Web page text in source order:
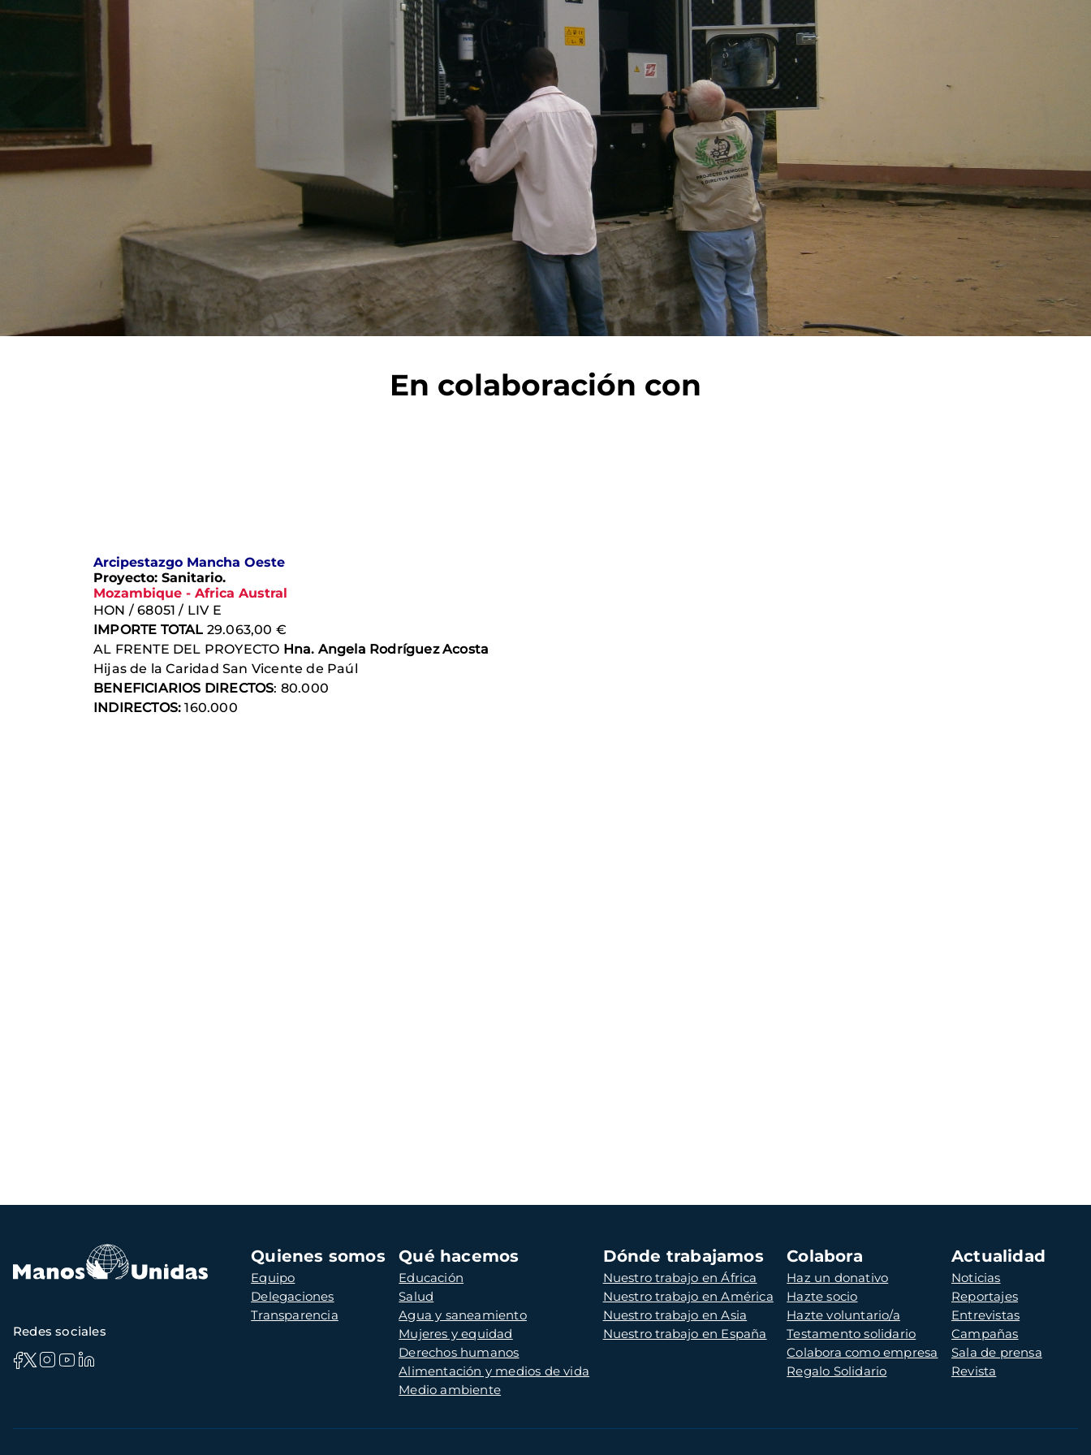
En colaboración con
Arcipestazgo Mancha Oeste
Proyecto: Sanitario.
Mozambique - Africa Austral
HON / 68051 / LIV E
IMPORTE TOTAL 29.063,00 €
AL FRENTE DEL PROYECTO Hna. Angela Rodríguez Acosta
Hijas de la Caridad San Vicente de Paúl
BENEFICIARIOS DIRECTOS: 80.000
INDIRECTOS: 160.000
Navegación
principal
Quienes somos
Equipo
Delegaciones
Transparencia
Qué hacemos
Educación
Salud
Agua y saneamiento
Mujeres y equidad
Derechos humanos
Alimentación y medios de vida
Medio ambiente
Dónde trabajamos
Nuestro trabajo en África
Nuestro trabajo en América
Nuestro trabajo en Asia
Nuestro trabajo en España
Colabora
Haz un donativo
Hazte socio
Hazte voluntario/a
Testamento solidario
Colabora como empresa
Regalo Solidario
Actualidad
Noticias
Reportajes
Entrevistas
Campañas
Sala de prensa
Revista
Redes sociales